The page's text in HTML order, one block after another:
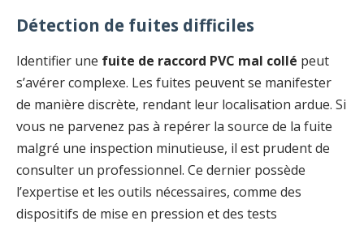
Détection de fuites difficiles
Identifier une fuite de raccord PVC mal collé peut
s’avérer complexe. Les fuites peuvent se manifester
de manière discrète, rendant leur localisation ardue. Si
vous ne parvenez pas à repérer la source de la fuite
malgré une inspection minutieuse, il est prudent de
consulter un professionnel. Ce dernier possède
l’expertise et les outils nécessaires, comme des
dispositifs de mise en pression et des tests